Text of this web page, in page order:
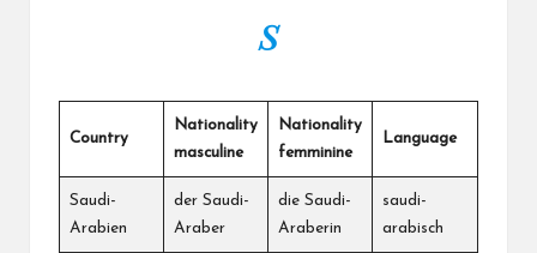
S
Country
Nationality
masculine
Nationality
femminine
Language
Saudi-
Arabien
der Saudi-
Araber
die Saudi-
Araberin
saudi-
arabisch